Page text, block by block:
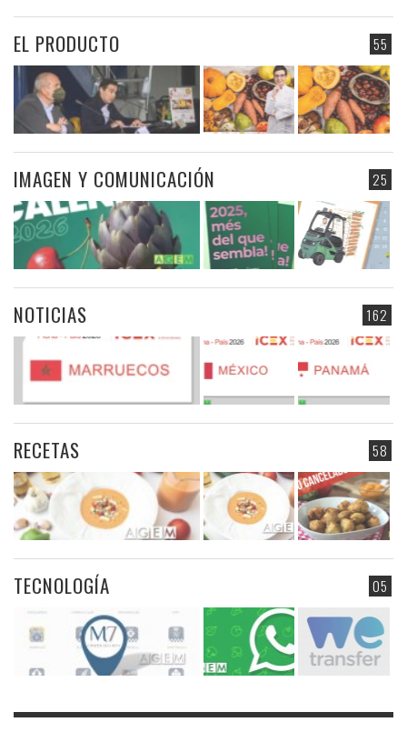
55
EL PRODUCTO
25
IMAGEN Y COMUNICACIÓN
162
NOTICIAS
58
RECETAS
05
TECNOLOGÍA